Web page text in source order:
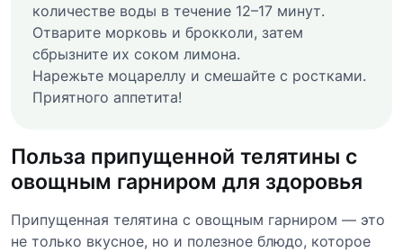
количестве воды в течение 12–17 минут.
Отварите морковь и брокколи, затем
сбрызните их соком лимона.
Нарежьте моцареллу и смешайте с ростками.
Приятного аппетита!
Польза припущенной телятины с
овощным гарниром для здоровья
Припущенная телятина с овощным гарниром — это
не только вкусное, но и полезное блюдо, которое